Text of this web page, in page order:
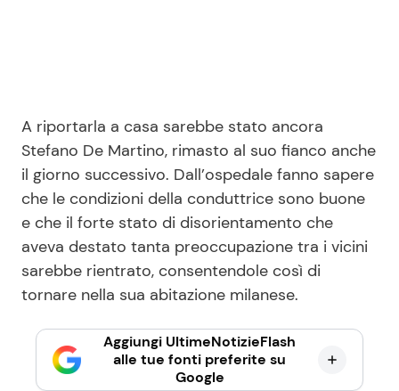
A riportarla a casa sarebbe stato ancora
Stefano De Martino, rimasto al suo fianco anche
il giorno successivo. Dall’ospedale fanno sapere
che le condizioni della conduttrice sono buone
e che il forte stato di disorientamento che
aveva destato tanta preoccupazione tra i vicini
sarebbe rientrato, consentendole così di
tornare nella sua abitazione milanese.
Aggiungi UltimeNotizieFlash
alle tue fonti preferite su
Google